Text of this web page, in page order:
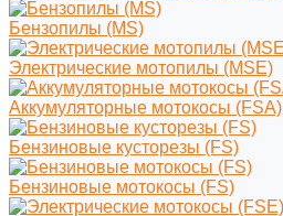
Бензопилы (MS)
Электрические мотопилы (MSE)
Аккумуляторные мотокосы (FSA)
Бензиновые кусторезы (FS)
Бензиновые мотокосы (FS)